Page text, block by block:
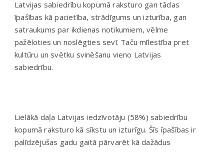
Latvijas sabiedrību kopumā raksturo gan tādas
īpašības kā pacietība, strādīgums un izturība, gan
satraukums par ikdienas notikumiem, vēlme
pažēloties un noslēgties sevī. Taču mīlestība pret
kultūru un svētku svinēšanu vieno Latvijas
sabiedrību.
Lielākā daļa Latvijas iedzīvotāju (58%) sabiedrību
kopumā raksturo kā sīkstu un izturīgu. Šīs īpašības ir
palīdzējušas gadu gaitā pārvarēt kā dažādus